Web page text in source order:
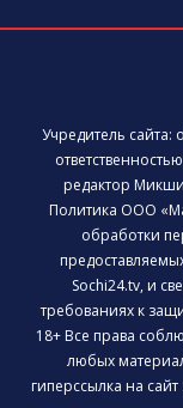
Учредитель
редактор
Политика ООО
обработки
Sochi24.tv, и
требованиях к
18+ Все права
любых
гиперссылка на